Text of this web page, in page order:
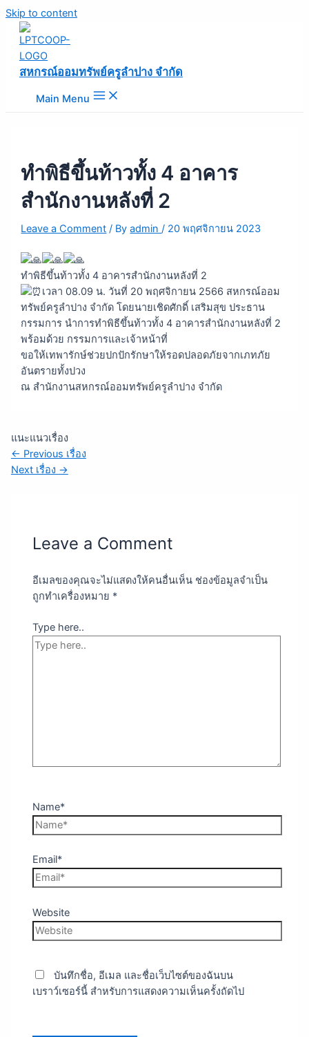
Skip to content
สหกรณ์ออมทรัพย์ครูลำปาง จำกัด
Main Menu
ทำพิธีขึ้นท้าวทั้ง 4 อาคาร
สำนักงานหลังที่ 2
Leave a Comment / Byadmin/ 20 พฤศจิกายน 2023
ทำพิธีขึ้นท้าวทั้ง 4 อาคารสำนักงานหลังที่ 2
เวลา 08.09 น. วันที่ 20 พฤศจิกายน 2566 สหกรณ์ออม
ทรัพย์ครูลำปาง จำกัด โดยนายเชิดศักดิ์ เสริมสุข ประธาน
กรรมการ นำการทำพิธีขึ้นท้าวทั้ง 4 อาคารสำนักงานหลังที่ 2
พร้อมด้วย กรรมการและเจ้าหน้าที่
ขอให้เทพารักษ์ช่วยปกปักรักษาให้รอดปลอดภัยจากเภทภัย
อันตรายทั้งปวง
ณ สำนักงานสหกรณ์ออมทรัพย์ครูลำปาง จำกัด
แนะแนวเรื่อง
← Previous เรื่อง
Next เรื่อง →
Leave a Comment
อีเมลของคุณจะไม่แสดงให้คนอื่นเห็น ช่องข้อมูลจำเป็น
ถูกทำเครื่องหมาย *
Type here..
Name*
Email*
Website
บันทึกชื่อ, อีเมล และชื่อเว็บไซต์ของฉันบน
เบราว์เซอร์นี้ สำหรับการแสดงความเห็นครั้งถัดไป